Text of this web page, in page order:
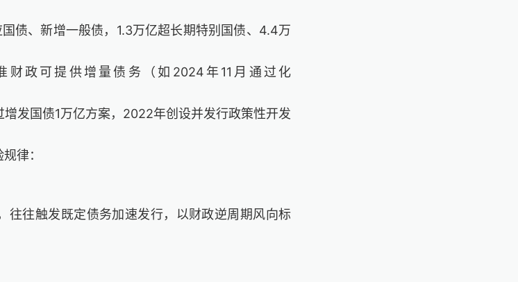
债、新增一般债， 1.3万亿超长期特别国债、 4.4万
财政可提供增量债务 （如 2024年11 月通过化
增发国债1万亿方案， 2022年创设并发行政策性开发
律：
往往触发既定债务加速发行，以财政逆周期风向标